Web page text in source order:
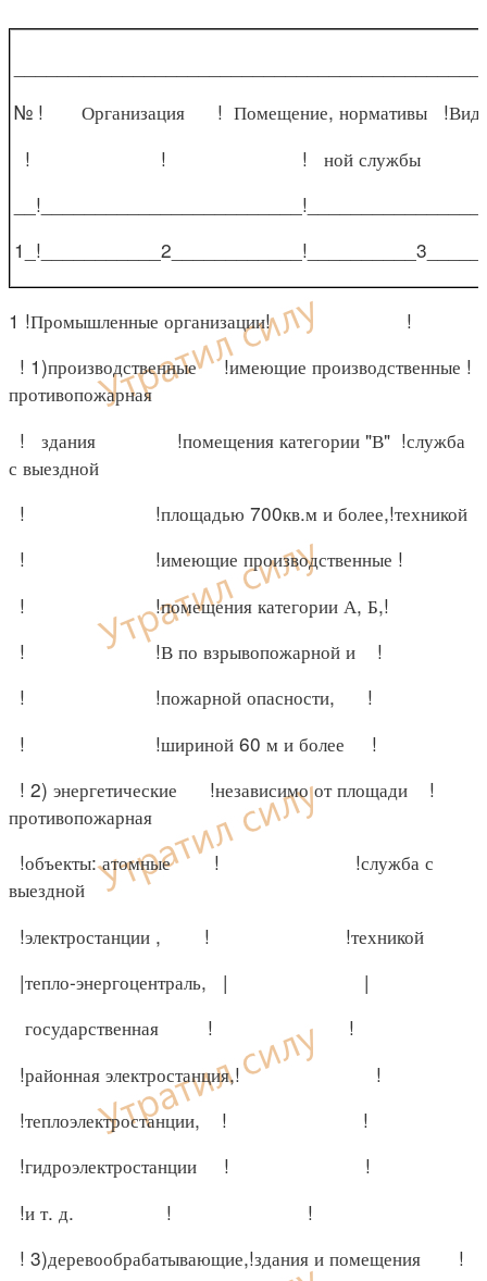
№ ! Организация ! Помещение, нормативы !Вид
! ! ! ной службы
1 !Промышленные организации! !
! 1)производственные !имеющие производственные !
противопожарная
! здания !помещения категории "В" !служба
с выездной
! !площадью 700кв.м и более,!техникой
! !имеющие производственные !
! !помещения категории А, Б,!
! !В по взрывопожарной и !
! !пожарной опасности, !
! !шириной 60 м и более !
! 2) энергетические !независимо от площади !
противопожарная
!объекты: атомные ! !служба с
выездной
!электростанции , ! !техникой
|тепло-энергоцентраль, | |
государственная ! !
!районная электростанция,! !
!теплоэлектростанции, ! !
!гидроэлектростанции ! !
!и т. д. ! !
! 3)деревообрабатывающие,!здания и помещения !